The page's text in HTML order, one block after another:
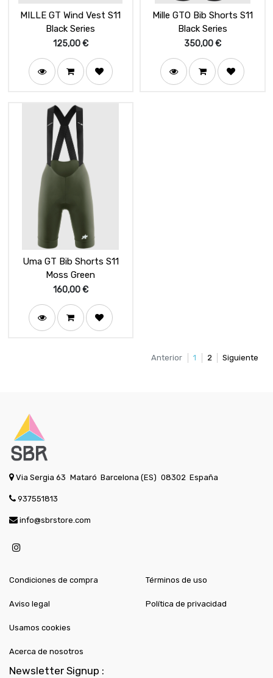
MILLE GT Wind Vest S11
Black Series
125,00€
Mille GTO Bib Shorts S11
Black Series
350,00€
Uma GT Bib Shorts S11
Moss Green
160,00€
Anterior 1 2 Siguiente
Via Sergia 63 Mataró Barcelona (ES) 08302 España
937551813
info@sbrstore.com
Condiciones de compra
Aviso legal
Términos de uso
Política de privacidad
Usamos cookies
Acerca de nosotros
Newsletter Signup :